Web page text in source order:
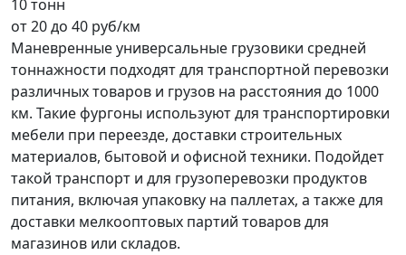
10 тонн
от 20 до 40 руб/км
Маневренные универсальные грузовики средней
тоннажности подходят для транспортной перевозки
различных товаров и грузов на расстояния до 1000
км. Такие фургоны используют для транспортировки
мебели при переезде, доставки строительных
материалов, бытовой и офисной техники. Подойдет
такой транспорт и для грузоперевозки продуктов
питания, включая упаковку на паллетах, а также для
доставки мелкооптовых партий товаров для
магазинов или складов.